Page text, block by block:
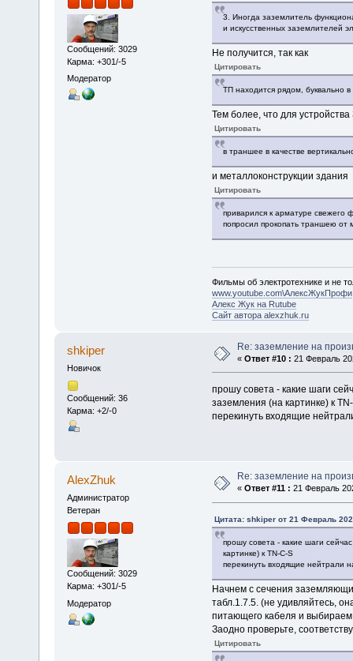
Сообщений: 3029
Карма: +301/-5
Модератор
3. Иногда заземлитель
и искусственных заземлителей
Не получится, так как
Цитировать
ТП находится рядом, буквально
Тем более, что для
Цитировать
в траншее в качестве
и металлоконструкции здания
Цитировать
приварился к арматуре свежего
попросил прокопать траншею от
Фильмы об электротехнике и не
www.youtube.com\АлексЖукПрофи
Алекс Жук на Rutube
Сайт автора alexzhuk.ru
shkiper
Новичок
Сообщений: 36
Карма: +2/-0
Re: заземление на
« Ответ #10 : 21 Февраль
прошу совета - какие шаги
заземления (на картинке) к
перекинуть входящие
AlexZhuk
Администратор
Ветеран
Сообщений: 3029
Карма: +301/-5
Модератор
Re: заземление на
« Ответ #11 : 21 Февраль
Цитата: shkiper от 21 Февраль
прошу совета - какие шаги
картинке) к TN-C-S
перекинуть входящие нейтрали
Начнем с сечения
табл.1.7.5. (не удивляйтесь,
питающего кабеля и выбираем
Заодно проверьте,
Цитировать